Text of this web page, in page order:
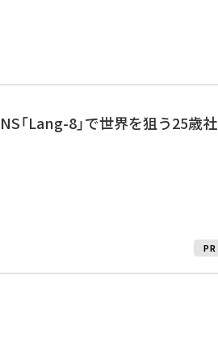
「Lang-8」で世界を狙う25歳社
PR